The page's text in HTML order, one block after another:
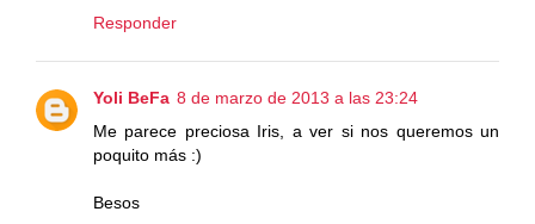
Responder
Yoli BeFa 8 de marzo de 2013 a las 23:24
Me parece preciosa Iris, a ver si nos queremos un
poquito más :)
Besos